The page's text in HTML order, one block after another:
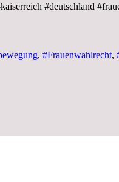
#deutschland
, #Frauenwahlrecht,